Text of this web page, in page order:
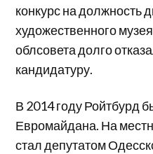
конкурс на должность
художественного
облсовета долго
кандидатуру.
В 2014 году Ройтбурд
Евромайдана. На
стал депутатом